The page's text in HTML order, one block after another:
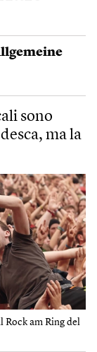
sono
ma la
Rock am Ring del